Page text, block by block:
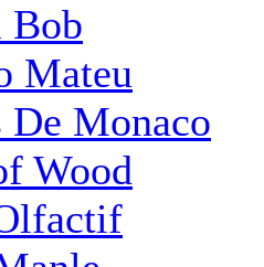
Mateu
De Monaco
Wood